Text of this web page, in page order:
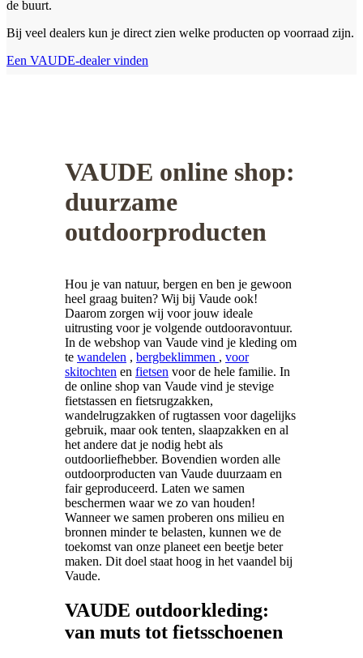
de buurt.
Bij veel dealers kun je direct zien welke producten op voorraad zijn.
Een VAUDE-dealer vinden
VAUDE online shop:
duurzame
outdoorproducten
Hou je van natuur, bergen en ben je gewoon
heel graag buiten? Wij bij Vaude ook!
Daarom zorgen wij voor jouw ideale
uitrusting voor je volgende outdooravontuur.
In de webshop van Vaude vind je kleding om
te wandelen , bergbeklimmen , voor
skitochten en fietsen voor de hele familie. In
de online shop van Vaude vind je stevige
fietstassen en fietsrugzakken,
wandelrugzakken of rugtassen voor dagelijks
gebruik, maar ook tenten, slaapzakken en al
het andere dat je nodig hebt als
outdoorliefhebber. Bovendien worden alle
outdoorproducten van Vaude duurzaam en
fair geproduceerd. Laten we samen
beschermen waar we zo van houden!
Wanneer we samen proberen ons milieu en
bronnen minder te belasten, kunnen we de
toekomst van onze planeet een beetje beter
maken. Dit doel staat hoog in het vaandel bij
Vaude.
VAUDE outdoorkleding:
van muts tot fietsschoenen